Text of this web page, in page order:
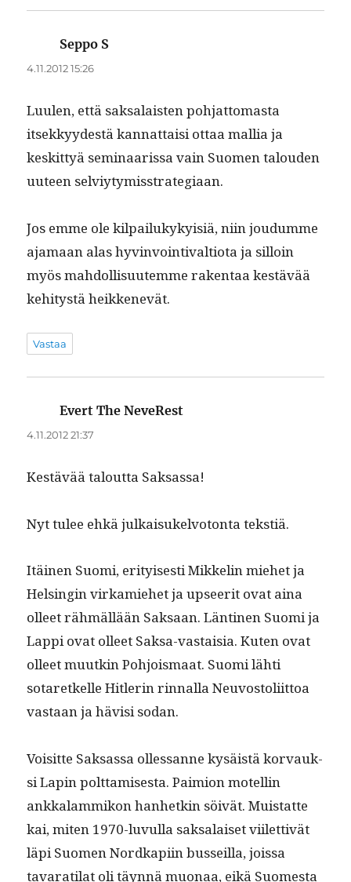
Seppo S
4.11.2012 15:26
Luulen, että sak­salais­ten poh­jat­tomas­ta
itsekkyy­destä kan­nat­taisi ottaa mallia ja
keskit­tyä sem­i­naaris­sa vain Suomen talouden
uuteen selviytymisstrategiaan.
Jos emme ole kil­pailukyky­isiä, niin joudumme
aja­maan alas hyv­in­voin­ti­val­tio­ta ja sil­loin
myös mah­dol­lisu­utemme rak­en­taa kestävää
kehi­tys­tä heikkenevät.
Vastaa
Evert The NeveRest
4.11.2012 21:37
Kestävää talout­ta Saksassa!
Nyt tulee ehkä julka­isukelvo­ton­ta tekstiä.
Itäi­nen Suo­mi, eri­tyis­es­ti Mikke­lin miehet ja
Helsin­gin virkamiehet ja upseer­it ovat aina
olleet räh­mäl­lään Sak­saan. Län­ti­nen Suo­mi ja
Lap­pi ovat olleet Sak­sa-vas­taisia. Kuten ovat
olleet muutkin Pohjo­is­maat. Suo­mi lähti
sotaretkelle Hit­lerin rin­nal­la Neu­vos­toli­it­toa
vas­taan ja hävisi sodan.
Voisitte Sak­sas­sa ollessanne kysäistä kor­vauk­
si Lapin polt­tamis­es­ta. Paimion motellin
ankkalam­mikon han­hetkin söivät. Muis­tat­te
kai, miten 1970-luvul­la sak­salaiset viilet­tivät
läpi Suomen Nord­kapi­in bus­seil­la, jois­sa
tavarati­lat oli täyn­nä muon­aa, eikä Suomes­ta